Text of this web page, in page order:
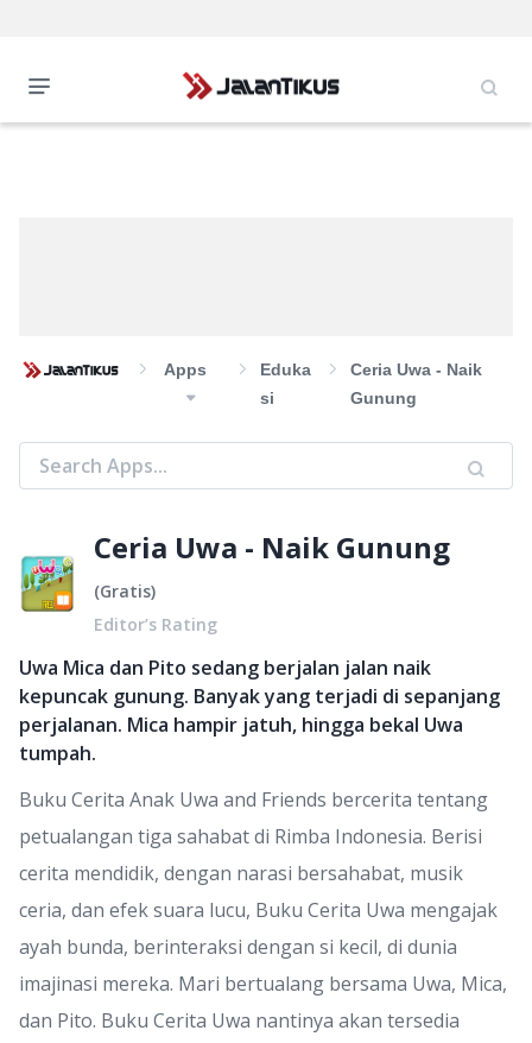
Apps
Eduka
Si
Ceria Uwa - Naik
Gunung
Ceria Uwa - Naik Gunung
(Gratis)
Editor’s Rating
Uwa Mica dan Pito sedang berjalan jalan naik
kepuncak gunung. Banyak yang terjadi di sepanjang
perjalanan. Mica hampir jatuh, hingga bekal Uwa
tumpah.
Buku Cerita Anak Uwa and Friends bercerita tentang
petualangan tiga sahabat di Rimba Indonesia. Berisi
cerita mendidik, dengan narasi bersahabat, musik
ceria, dan efek suara lucu, Buku Cerita Uwa mengajak
ayah bunda, berinteraksi dengan si kecil, di dunia
imajinasi mereka. Mari bertualang bersama Uwa, Mica,
dan Pito. Buku Cerita Uwa nantinya akan tersedia